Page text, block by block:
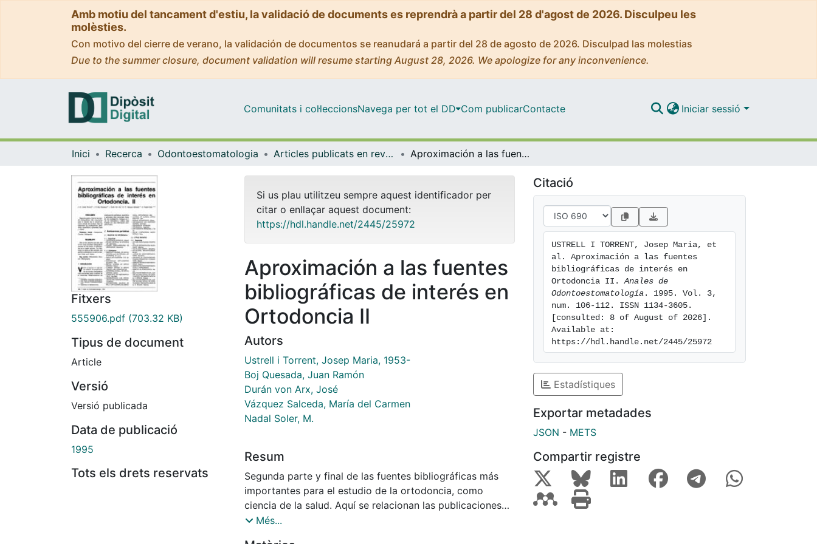
Amb motiu del tancament d'estiu, la validació de documents es reprendrà a partir del 28 d'agost de 2026. Disculpeu les
molèsties.
Con motivo del cierre de verano, la validación de documentos se reanudará a partir del 28 de agosto de 2026. Disculpad las molestias
Due to the summer closure, document validation will resume starting August 28, 2026. We apologize for any inconvenience.
Comunitats i col·leccionsNavega per tot el DD Com publicarContacte Iniciar sessió
Inici Recerca Odontoestomatologia Articles publicats en revistes (Odontoestomatologia) Aproximación a las fuentes bibliográficas de interés en Ortodoncia II
Fitxers
555906.pdf (703.32 KB)
Tipus de document
Article
Versió
Versió publicada
Data de publicació
1995
Tots els drets reservats
Si us plau utilitzeu sempre aquest identificador per
citar o enllaçar aquest document:
https://hdl.handle.net/2445/25972
Aproximación a las fuentes
bibliográficas de interés en
Ortodoncia II
Autors
Ustrell i Torrent, Josep Maria, 1953-
Boj Quesada, Juan Ramón
Durán von Arx, José
Vázquez Salceda, María del Carmen
Nadal Soler, M.
Resum
Segunda parte y final de las fuentes bibliográficas más
importantes para el estudio de la ortodoncia, como
ciencia de la salud. Aquí se relacionan las publicaciones
periódicas, específicas y generales, tesis y videos.
Més...
Citació
USTRELL I TORRENT, Josep Maria, et
al. Aproximación a las fuentes
bibliográficas de interés en
Ortodoncia II. Anales de
Odontoestomatología . 1995. Vol. 3,
num. 106-112. ISSN 1134-3605.
[consulted: 8 of August of 2026].
Available at:
https://hdl.handle.net/2445/25972
Estadístiques
Exportar metadades
JSON - METS
Compartir registre